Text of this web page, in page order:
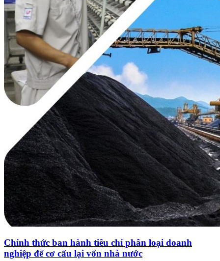
Chính thức ban hành tiêu chí phân loại doanh
nghiệp để cơ cấu lại vốn nhà nước